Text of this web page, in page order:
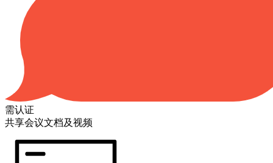
需认证
共享会议文档及视频